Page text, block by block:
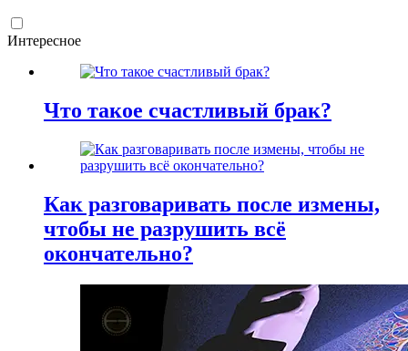
Интересное
Что такое счастливый брак?
Как разговаривать после измены,
чтобы не разрушить всё
окончательно?